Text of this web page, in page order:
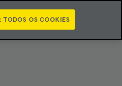
PT EN CATEGORIAS
TODOS OS COOKIES